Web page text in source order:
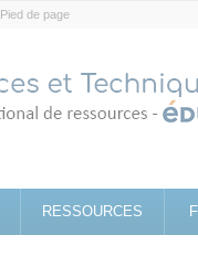
Pied de page
RESSOURCES